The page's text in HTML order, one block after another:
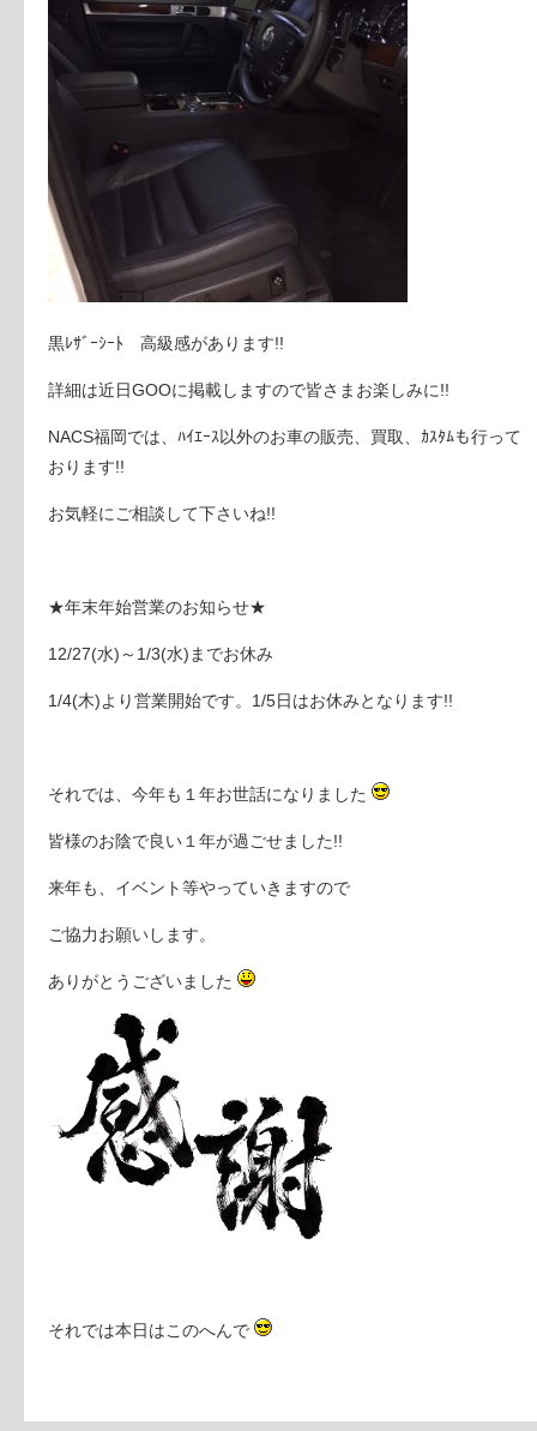
黒ﾚｻﾞｰｼｰﾄ 高級感があります!!
詳細は近日GOOに掲載しますので皆さまお楽しみに!!
NACS福岡では、ﾊｲｴｰｽ以外のお車の販売、買取、ｶｽﾀﾑも行って
おります!!
お気軽にご相談して下さいね!!
★年末年始営業のお知らせ★
12/27(水)～1/3(水)までお休み
1/4(木)より営業開始です。1/5日はお休みとなります!!
それでは、今年も１年お世話になりました
皆様のお陰で良い１年が過ごせました!!
来年も、イベント等やっていきますので
ご協力お願いします。
ありがとうございました
それでは本日はこのへんで